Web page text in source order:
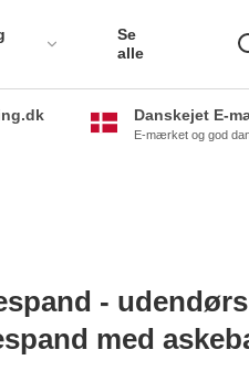
Se
alle
Danskejet E-
E-mærket og god
- udendørs
med